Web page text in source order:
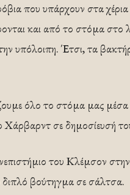
που υπάρχουν στα
και από το στόμα
υπόλοιπη. Έτσι, τα
όλο το στόμα μας
σε δημοσίευσή
του Κλέμσον
διπλό βούτηγμα σε σάλτσα.